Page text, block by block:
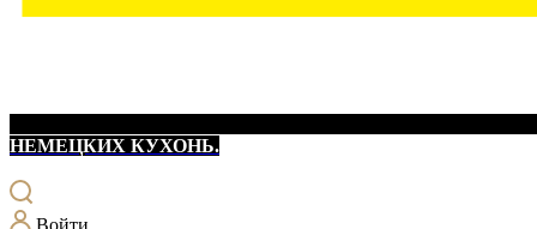
НЕМЕЦКИХ КУХОНЬ.
Войти